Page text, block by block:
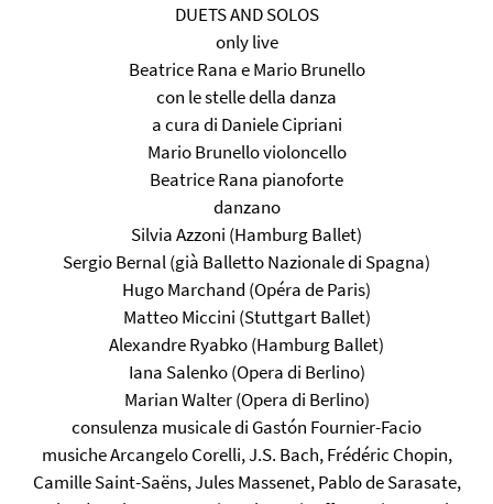
DUETS AND SOLOS
only live
Beatrice Rana e Mario Brunello
con le stelle della danza
a cura di Daniele Cipriani
Mario Brunello violoncello
Beatrice Rana pianoforte
danzano
Silvia Azzoni (Hamburg Ballet)
Sergio Bernal (già Balletto Nazionale di Spagna)
Hugo Marchand (Opéra de Paris)
Matteo Miccini (Stuttgart Ballet)
Alexandre Ryabko (Hamburg Ballet)
Iana Salenko (Opera di Berlino)
Marian Walter (Opera di Berlino)
consulenza musicale di Gastón Fournier-Facio
musiche Arcangelo Corelli, J.S. Bach, Frédéric Chopin,
Camille Saint-Saëns, Jules Massenet, Pablo de Sarasate,